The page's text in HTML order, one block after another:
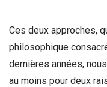
Ces deux approches,
philosophique
dernières années,
au moins pour deux